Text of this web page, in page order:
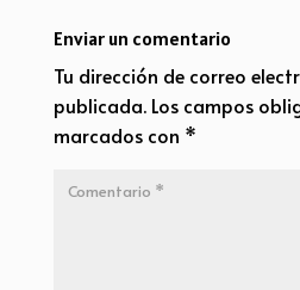
Enviar un comentario
Tu dirección de correo
publicada. Los campos
marcados con *